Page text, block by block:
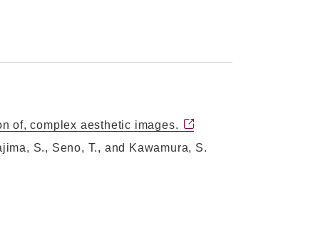
of, complex aesthetic images.
S., Seno, T., and Kawamura, S.